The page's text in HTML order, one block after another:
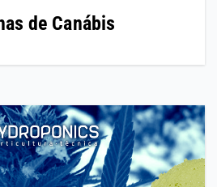
de Canábis